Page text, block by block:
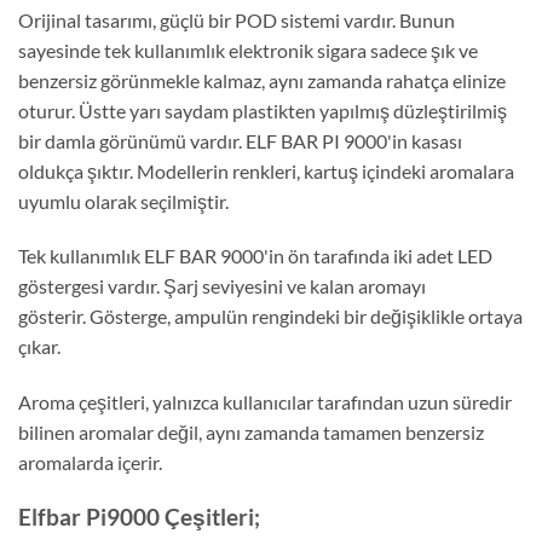
Orijinal tasarımı, güçlü bir POD sistemi vardır. Bunun
sayesinde tek kullanımlık elektronik sigara sadece şık ve
benzersiz görünmekle kalmaz, aynı zamanda rahatça elinize
oturur. Üstte yarı saydam plastikten yapılmış düzleştirilmiş
bir damla görünümü vardır. ELF BAR PI 9000'in kasası
oldukça şıktır. Modellerin renkleri, kartuş içindeki aromalara
uyumlu olarak seçilmiştir.
Tek kullanımlık ELF BAR 9000'in ön tarafında iki adet LED
göstergesi vardır. Şarj seviyesini ve kalan aromayı
gösterir. Gösterge, ampulün rengindeki bir değişiklikle ortaya
çıkar.
Aroma çeşitleri, yalnızca kullanıcılar tarafından uzun süredir
bilinen aromalar değil, aynı zamanda tamamen benzersiz
aromalarda içerir.
Elfbar Pi9000 Çeşitleri;